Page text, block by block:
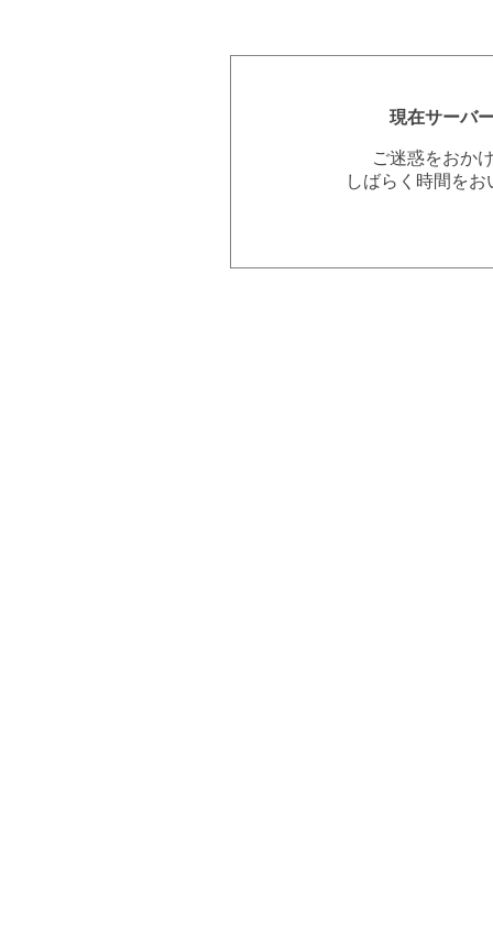
現在サーバ
ご迷惑をおか
しばらく時間を